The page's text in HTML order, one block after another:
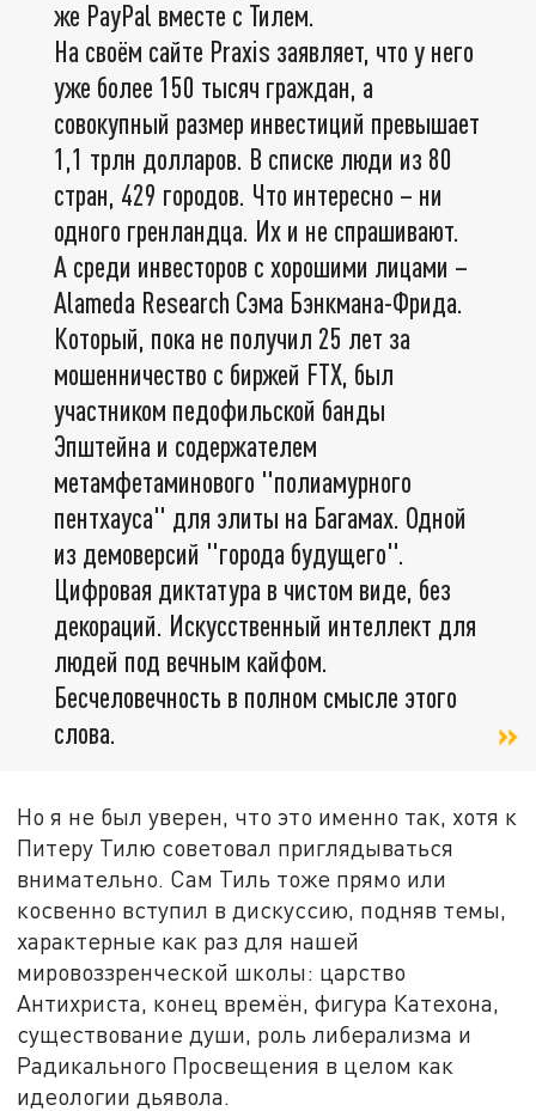
же PayPal вместе с Тилем.
На своём сайте Praxis заявляет, что у него
уже более 150 тысяч граждан, а
совокупный размер инвестиций превышает
1,1 трлн долларов. В списке люди из 80
стран, 429 городов. Что интересно – ни
одного гренландца. Их и не спрашивают.
А среди инвесторов с хорошими лицами –
Alameda Research Сэма Бэнкмана-Фрида.
Который, пока не получил 25 лет за
мошенничество с биржей FTX, был
участником педофильской банды
Эпштейна и содержателем
метамфетаминового "полиамурного
пентхауса" для элиты на Багамах. Одной
из демоверсий "города будущего".
Цифровая диктатура в чистом виде, без
декораций. Искусственный интеллект для
людей под вечным кайфом.
Бесчеловечность в полном смысле этого
слова.
Но я не был уверен, что это именно так, хотя к
Питеру Тилю советовал приглядываться
внимательно. Сам Тиль тоже прямо или
косвенно вступил в дискуссию, подняв темы,
характерные как раз для нашей
мировоззренческой школы: царство
Антихриста, конец времён, фигура Катехона,
существование души, роль либерализма и
Радикального Просвещения в целом как
идеологии дьявола.